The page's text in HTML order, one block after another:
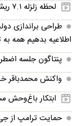
لحظه زلزله ۷.۱ ریشتری ژاپن در یک اتاق عمل جراحی
طراحی براندازی
اطلاعیه بدهیم همه به
پنتاگون جلسه
واکنش محمدباقر
ابتکار باغ‌وحش
حمایت ترامپ از جی